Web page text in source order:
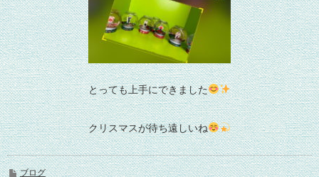
とっても上手にできました
クリスマスが待ち遠しいね
ブログ